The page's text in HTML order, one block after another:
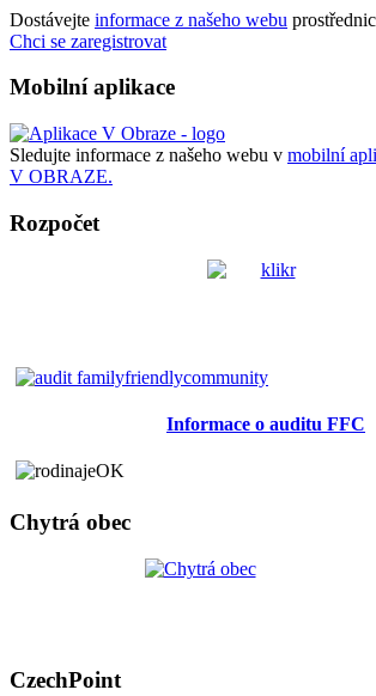
Dostávejte informace z našeho webu
Chci se zaregistrovat
Mobilní aplikace
Sledujte informace z našeho webu v mobilní
V OBRAZE.
Rozpočet
Informace o auditu FFC
Chytrá obec
CzechPoint